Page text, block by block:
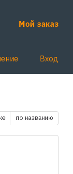
Мой заказ
Вход
по названию